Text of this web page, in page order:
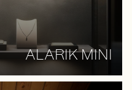
ALARIK MINI